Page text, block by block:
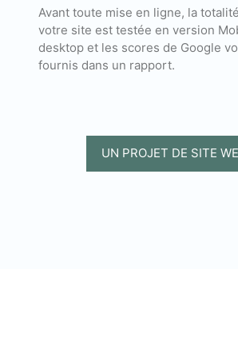
Avant toute mise en ligne, la
votre site est testée en version
desktop et les scores de Google
fournis dans un rapport.
UN PROJET DE SITE